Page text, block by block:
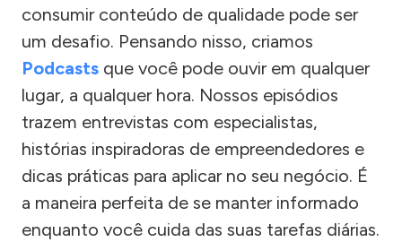
consumir conteúdo de qualidade pode ser
um desafio. Pensando nisso, criamos
Podcasts que você pode ouvir em qualquer
lugar, a qualquer hora. Nossos episódios
trazem entrevistas com especialistas,
histórias inspiradoras de empreendedores e
dicas práticas para aplicar no seu negócio. É
a maneira perfeita de se manter informado
enquanto você cuida das suas tarefas diárias.